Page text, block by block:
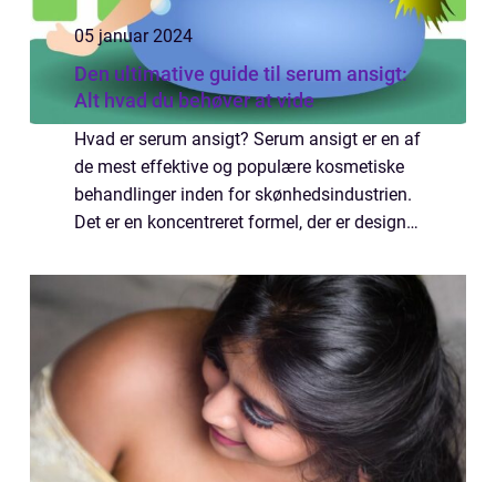
05 januar 2024
Den ultimative guide til serum ansigt:
Alt hvad du behøver at vide
Hvad er serum ansigt? Serum ansigt er en af
de mest effektive og populære kosmetiske
behandlinger inden for skønhedsindustrien.
Det er en koncentreret formel, der er designet
forbedre hudens sundhed og udseen...